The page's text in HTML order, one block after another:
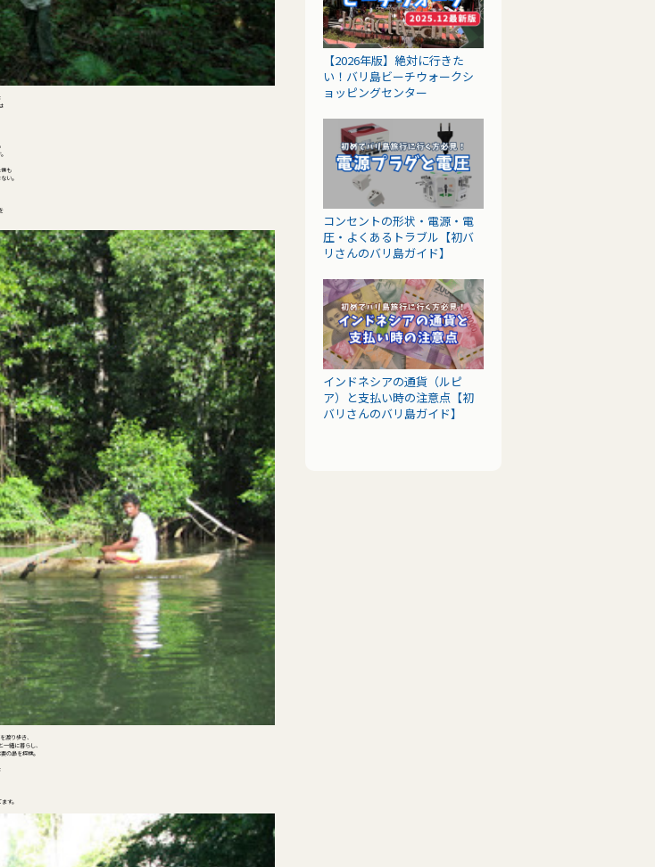
も
い。
渡り歩き、
緒に暮らし、
の島を探検。
す。
【2026年版】絶対に行きた
い！バリ島ビーチウォークシ
ョッピングセンター
コンセントの形状・電源・電
圧・よくあるトラブル【初バ
リさんのバリ島ガイド】
インドネシアの通貨（ルピ
ア）と支払い時の注意点【初
バリさんのバリ島ガイド】